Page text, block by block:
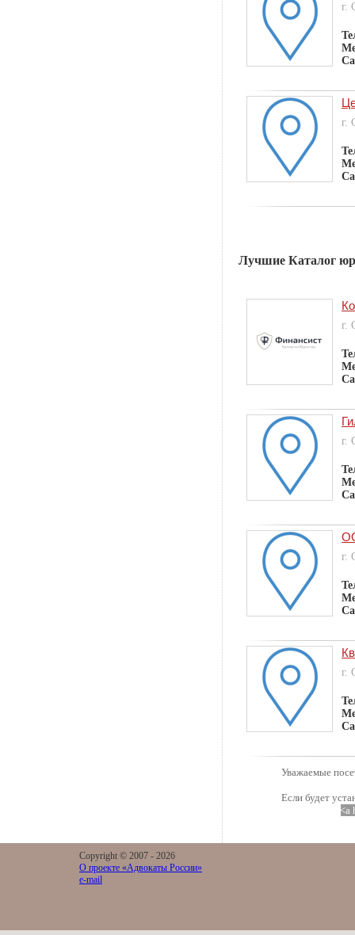
г.
г.
Лучшие Каталог
г.
г.
г.
г.
Уважаемые
Если будет
<a
Copyright © 2007 - 2026
О проекте «Адвокаты России»
e-mail